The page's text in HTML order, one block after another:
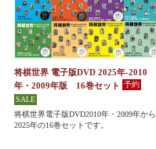
将棋世界 電子版DVD 2025年-2010
年・2009年版 16巻セット
将棋世界電子版DVD2010年・2009年から
2025年の16巻セットです。